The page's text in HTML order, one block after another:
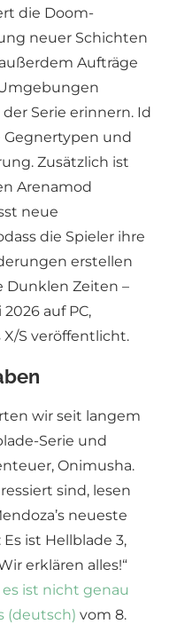
die Doom-
neuer Schichten
Aufträge
Serie erinnern. Id
Gegnertypen und
Zusätzlich ist
Arenamod
neue
die Spieler ihre
erstellen
Dunklen Zeiten –
auf PC,
X/S veröffentlicht.
wir seit langem
Serie und
Onimusha.
sind, lesen
neueste
ist Hellblade 3,
erklären alles!“
es ist nicht genau
(deutsch) vom 8.